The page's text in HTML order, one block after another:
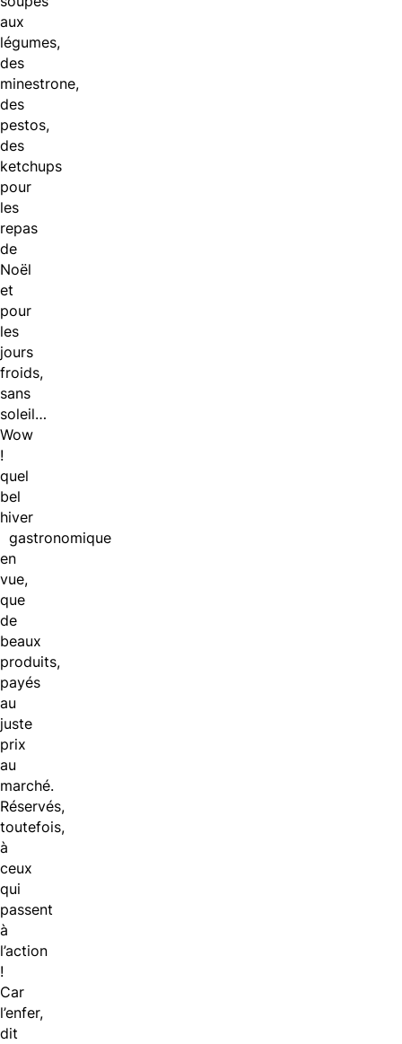
aux
légumes,
des
minestrone,
des
pestos,
des
ketchups
pour
les
repas
de
Noël
et
pour
les
jours
froids,
sans
soleil…
Wow
!
quel
bel
hiver
gastronomique
en
vue,
que
de
beaux
produits,
payés
au
juste
prix
au
marché.
Réservés,
toutefois,
à
ceux
qui
passent
à
l’action
!
Car
l’enfer,
dit